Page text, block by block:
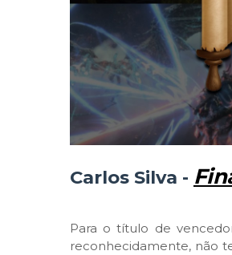
Carlos Silva -
Para o título de
reconhecidamente, não